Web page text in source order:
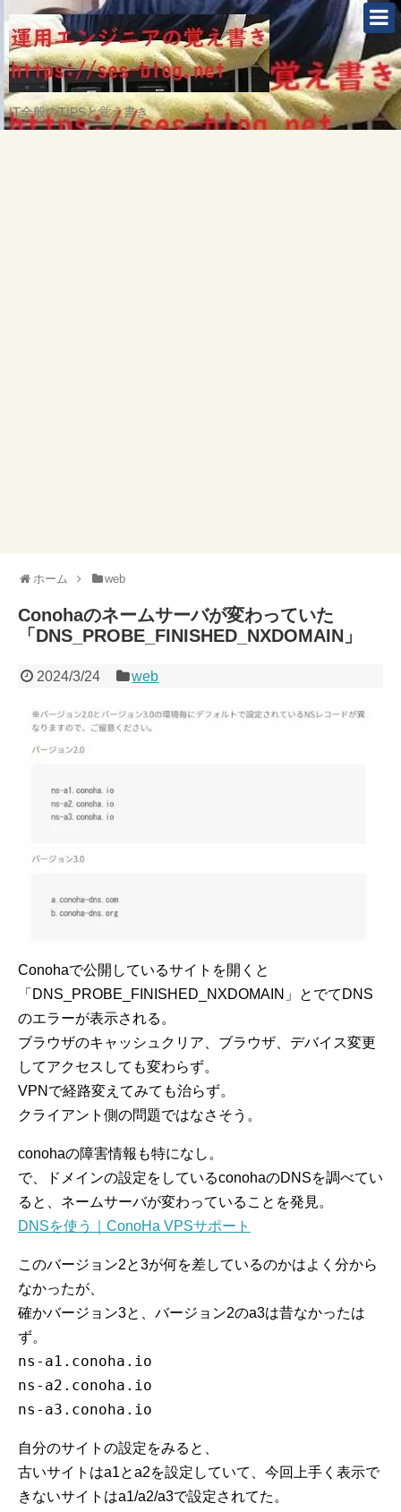
IT全般のTIPSと覚え書き
ホーム web
Conohaのネームサーバが変わっていた
「DNS_PROBE_FINISHED_NXDOMAIN」
2024/3/24 web
Conohaで公開しているサイトを開くと
「DNS_PROBE_FINISHED_NXDOMAIN」とでてDNS
のエラーが表示される。
ブラウザのキャッシュクリア、ブラウザ、デバイス変更
してアクセスしても変わらず。
VPNで経路変えてみても治らず。
クライアント側の問題ではなさそう。
conohaの障害情報も特になし。
で、ドメインの設定をしているconohaのDNSを調べてい
ると、ネームサーバが変わっていることを発見。
DNSを使う｜ConoHa VPSサポート
このバージョン2と3が何を差しているのかはよく分から
なかったが、
確かバージョン3と、バージョン2のa3は昔なかったは
ず。
ns-a1.conoha.io
ns-a2.conoha.io
ns-a3.conoha.io
自分のサイトの設定をみると、
古いサイトはa1とa2を設定していて、今回上手く表示で
きないサイトはa1/a2/a3で設定されてた。